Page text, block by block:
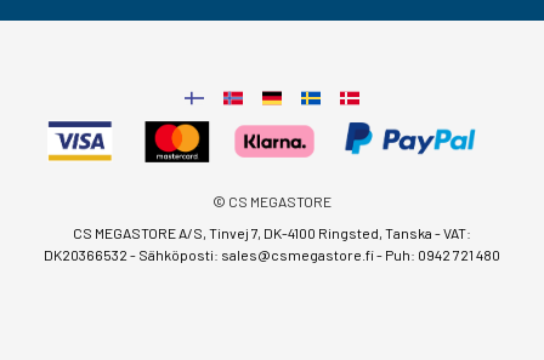
© CS MEGASTORE
CS MEGASTORE A/S, Tinvej 7, DK-4100 Ringsted, Tanska - VAT:
DK20366532 - Sähköposti: sales@csmegastore.fi- Puh: 0942 721 480